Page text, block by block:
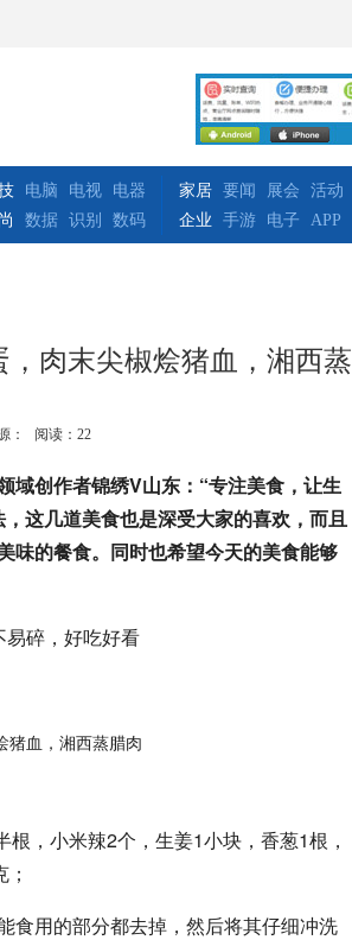
电脑 电视
电器
数据 识别 数码
家居 要闻 展会
活动
企业
手游 电子 APP
肉末尖椒烩猪血，湘西蒸
： 阅读：22
域创作者锦绣V山东：“专注美食，让生
这几道美食也是深受大家的喜欢，而且
味的餐食。同时也希望今天的美食能够
碎，好吃好看
，小米辣2个，生姜1小块，香葱1根，
食用的部分都去掉，然后将其仔细冲洗